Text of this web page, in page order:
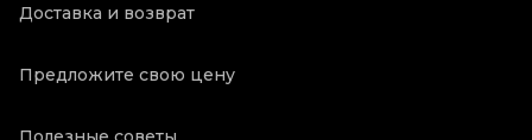
Доставка и возврат
Предложите свою цену